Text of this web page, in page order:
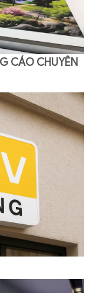
CÁO CHUYÊN